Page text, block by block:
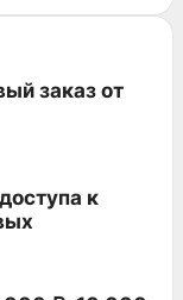
заказ от
к